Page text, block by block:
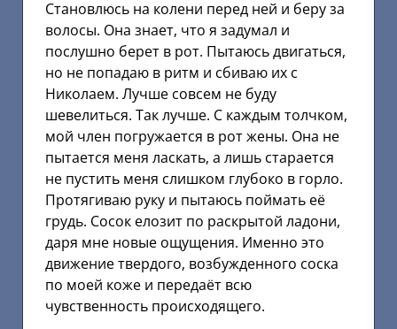
Становлюсь на колени перед ней и беру за
волосы. Она знает, что я задумал и
послушно берет в рот. Пытаюсь двигаться,
но не попадаю в ритм и сбиваю их с
Николаем. Лучше совсем не буду
шевелиться. Так лучше. С каждым толчком,
мой член погружается в рот жены. Она не
пытается меня ласкать, а лишь старается
не пустить меня слишком глубоко в горло.
Протягиваю руку и пытаюсь поймать её
грудь. Сосок елозит по раскрытой ладони,
даря мне новые ощущения. Именно это
движение твердого, возбужденного соска
по моей коже и передаёт всю
чувственность происходящего.